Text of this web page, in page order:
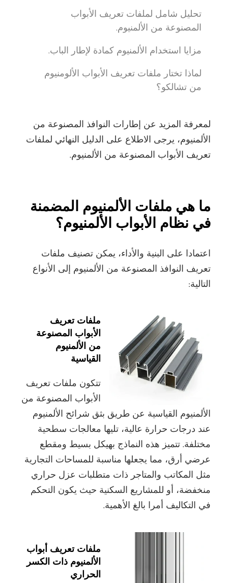
تحليل شامل لملفات تعريف الأبواب
المصنوعة من الألمنيوم.
مزايا استخدام الألمنيوم كمادة لإطار الباب.
لماذا تختار ملفات تعريف الأبواب الألومنيوم
من تشالكو؟
لمعرفة المزيد عن إطارات النوافذ المصنوعة من
الألمنيوم، يرجى الاطلاع على الدليل النهائي لملفات
تعريف الأبواب المصنوعة من الألمنيوم.
ما هي ملفات الألمنيوم المضمنة
في نظام الأبواب الألمنيوم؟
اعتمادا على البنية والأداء، يمكن تصنيف ملفات
تعريف النوافذ المصنوعة من الألمنيوم إلى الأنواع
التالية:
ملفات تعريف
الأبواب المصنوعة
من الألمنيوم
القياسية
تتكون ملفات تعريف
الأبواب المصنوعة من
الألمنيوم القياسية عن طريق بثق شرائح الألمنيوم
عند درجات حرارة عالية، تليها معالجات سطحية
مختلفة. تتميز هذه النماذج بهيكل بسيط ومقطع
عرضي أرق، مما يجعلها مناسبة للمساحات التجارية
مثل المكاتب والمتاجر ذات متطلبات عزل حراري
منخفضة، أو للمشاريع السكنية حيث يكون التحكم
في التكاليف أمرا بالغ الأهمية.
ملفات تعريف أبواب
الألمنيوم ذات الكسر
الحراري